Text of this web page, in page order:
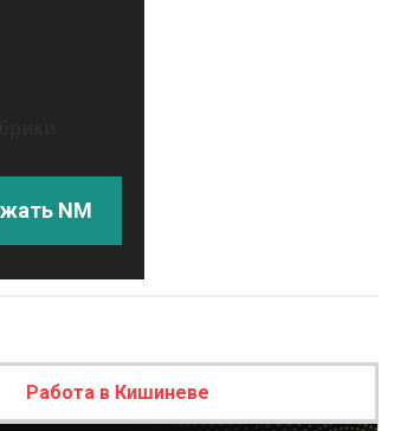
NM
Работа в Кишиневе